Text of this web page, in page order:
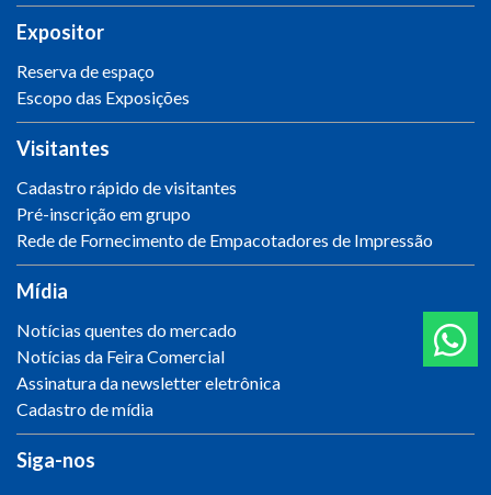
Expositor
Reserva de espaço
Escopo das Exposições
Visitantes
Cadastro rápido de visitantes
Pré-inscrição em grupo
Rede de Fornecimento de Empacotadores de Impressão
Mídia
Notícias quentes do mercado
Notícias da Feira Comercial
Assinatura da newsletter eletrônica
Cadastro de mídia
Siga-nos